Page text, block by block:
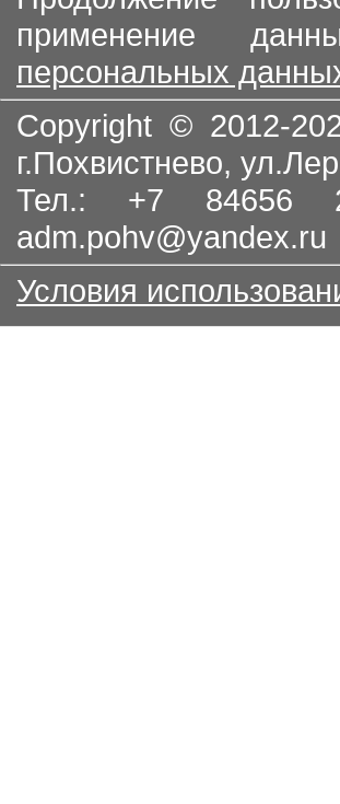
применение
персональных
Copyright © 2012-
г.Похвистнево,
Тел.: +7
adm.pohv@yandex.ru
Условия